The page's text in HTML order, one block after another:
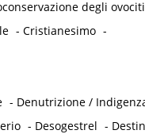
degli ovociti
- Cristianesimo -
- Denutrizione /
- Desogestrel -